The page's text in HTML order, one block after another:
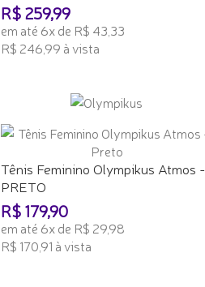
R$ 259,99
em até 6x de R$ 43,33
R$ 246,99 à vista
Tênis Feminino Olympikus Atmos -
PRETO
R$ 179,90
em até 6x de R$ 29,98
R$ 170,91 à vista